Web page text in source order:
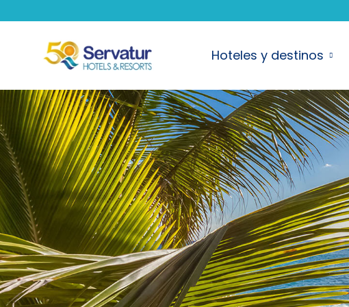
Hoteles y destinos